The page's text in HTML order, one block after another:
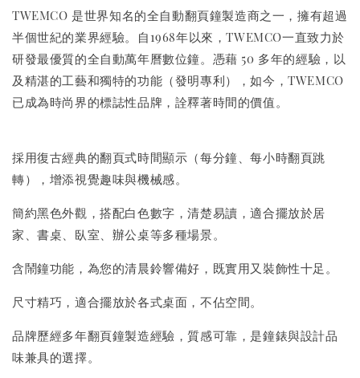
TWEMCO 是世界知名的全自動翻頁鐘製造商之一，擁有超過
半個世紀的業界經驗。自1968年以來，TWEMCO一直致力於
研發最優質的全自動萬年曆數位鐘。憑藉 50 多年的經驗，以
及精湛的工藝和獨特的功能（發明專利），如今，TWEMCO
已成為時尚界的標誌性品牌，詮釋著時間的價值。
採用復古經典的翻頁式時間顯示（每分鐘、每小時翻頁跳
轉），增添視覺趣味與機械感。
簡約黑色外觀，搭配白色數字，清楚易讀，適合擺放於居
家、書桌、臥室、辦公桌等多種場景。
含鬧鐘功能，為您的清晨鈴響備好，既實用又裝飾性十足。
尺寸精巧，適合擺放於各式桌面，不佔空間。
品牌歷經多年翻頁鐘製造經驗，質感可靠，是鐘錶與設計品
味兼具的選擇。